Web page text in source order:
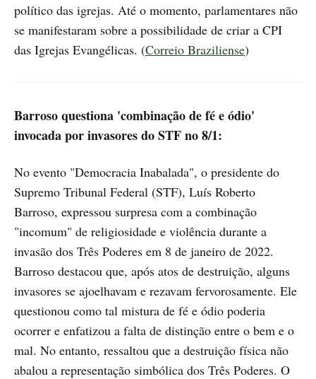
político das igrejas. Até o momento, parlamentares não
se manifestaram sobre a possibilidade de criar a CPI
das Igrejas Evangélicas. (Correio Braziliense)
Barroso questiona 'combinação de fé e ódio'
invocada por invasores do STF no 8/1:
No evento "Democracia Inabalada", o presidente do
Supremo Tribunal Federal (STF), Luís Roberto
Barroso, expressou surpresa com a combinação
"incomum" de religiosidade e violência durante a
invasão dos Três Poderes em 8 de janeiro de 2022.
Barroso destacou que, após atos de destruição, alguns
invasores se ajoelhavam e rezavam fervorosamente. Ele
questionou como tal mistura de fé e ódio poderia
ocorrer e enfatizou a falta de distinção entre o bem e o
mal. No entanto, ressaltou que a destruição física não
abalou a representação simbólica dos Três Poderes. O